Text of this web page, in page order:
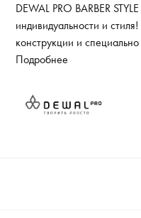
DEWAL PRO BARBER
индивидуальности и
конструкции и
ножницы удобно держать в
времени, не перегружая
осуществлять точный и
Подробнее